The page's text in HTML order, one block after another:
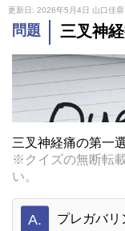
更新日: 2026年5月4日
山口佳蓉
問題 三叉神
三叉神経痛の第一
※クイズの無断転
い。
A. プレガバリ